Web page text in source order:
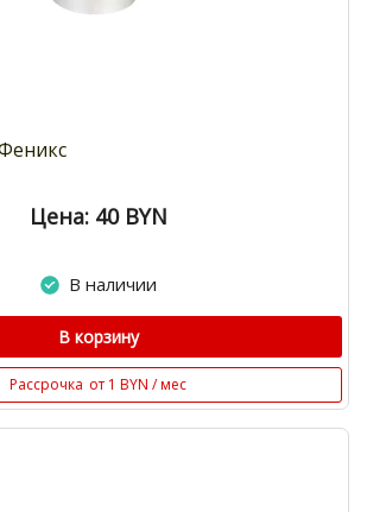
Цена: 40 BYN
В наличии
В корзину
Рассрочка от 1 BYN / мес